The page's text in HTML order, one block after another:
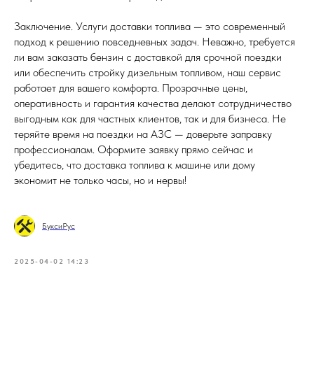
Заключение. Услуги доставки топлива — это современный
подход к решению повседневных задач. Неважно, требуется
ли вам заказать бензин с доставкой для срочной поездки
или обеспечить стройку дизельным топливом, наш сервис
работает для вашего комфорта. Прозрачные цены,
оперативность и гарантия качества делают сотрудничество
выгодным как для частных клиентов, так и для бизнеса. Не
теряйте время на поездки на АЗС — доверьте заправку
профессионалам. Оформите заявку прямо сейчас и
убедитесь, что доставка топлива к машине или дому
экономит не только часы, но и нервы!
БуксиРус
2025-04-02 14:23